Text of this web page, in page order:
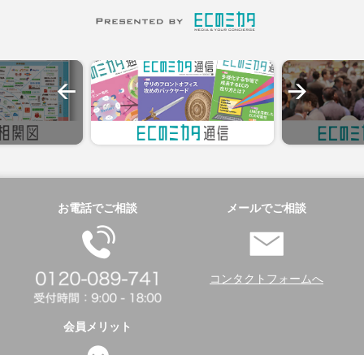
お電話でご相談 メールでご相談
コンタクトフォームへ
会員メリット